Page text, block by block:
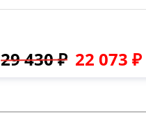
29 430 ₽ 22 073 ₽